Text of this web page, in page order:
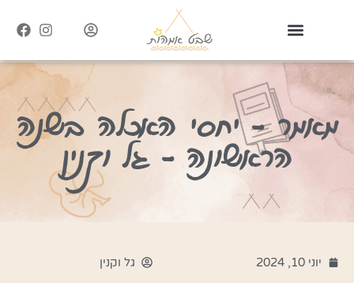
מאמר – יחסי האכלה בשנה
הראשונה – גל וקנין
יוני 10, 2024 גל וקנין